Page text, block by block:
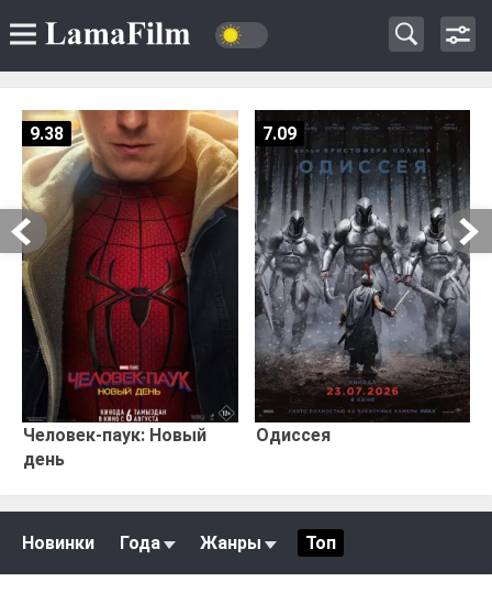
Человек-паук: Новый
день
9.38
Одиссея
7.09
Новинки Года Жанры Топ